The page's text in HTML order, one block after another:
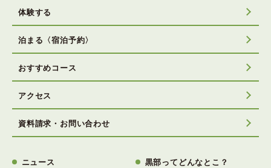
体験する
泊まる〈宿泊予約〉
おすすめコース
アクセス
資料請求・お問い合わせ
ニュース
黒部ってどんなとこ？